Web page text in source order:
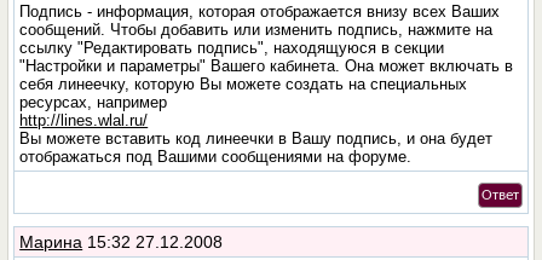
Подпись - информация, которая отображается внизу всех Ваших
сообщений. Чтобы добавить или изменить подпись, нажмите на
ссылку "Редактировать подпись", находящуюся в секции
"Настройки и параметры" Вашего кабинета. Она может включать в
себя линеечку, которую Вы можете создать на специальных
ресурсах, например
http://lines.wlal.ru/
Вы можете вставить код линеечки в Вашу подпись, и она будет
отображаться под Вашими сообщениями на форуме.
Ответ
Марина 15:32 27.12.2008